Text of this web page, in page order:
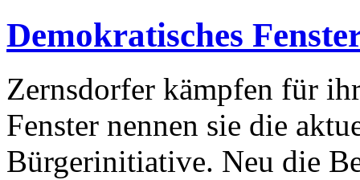
Demokratisches
Zernsdorfer kämpfen für
Fenster nennen sie die
Bürgerinitiative. Neu die